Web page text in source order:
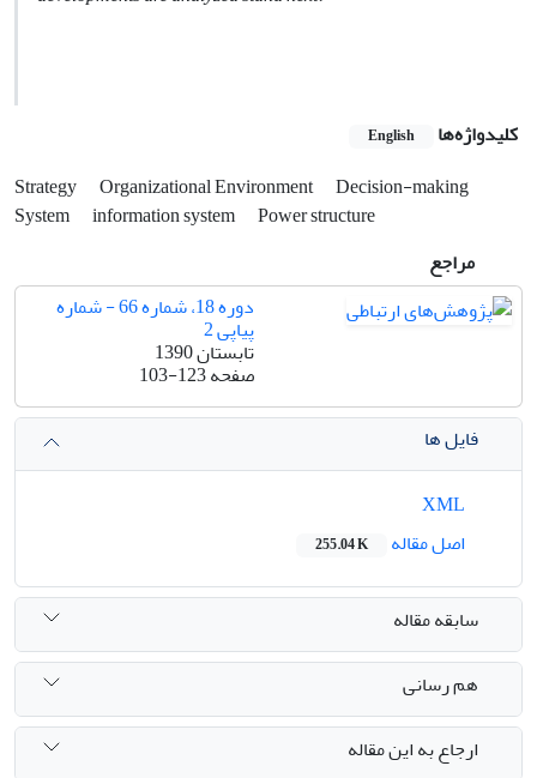
کلیدواژه‌ها English
Strategy Organizational Environment Decision-making
System
information system
Power structure
مراجع
دوره 18، شماره 66 - شماره
پیاپی 2
تابستان 1390
صفحه103-123
فایل ها
اصل مقاله
255.04 K
سابقه مقاله
هم رسانی
ارجاع به این مقاله